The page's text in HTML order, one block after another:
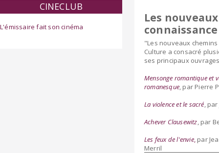
CINECLUB
L'émissaire fait son cinéma
Les
connaissance
"Les nouveaux
Culture a consacré
ses principaux
Mensonge romantique et
romanesque, par Pierre
La violence et le sacré,
Achever Clausewitz, par
Les feux de l'envie, par
Merril